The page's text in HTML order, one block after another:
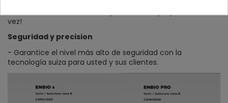
herramientas al mismo tiempo - ¡hasta 8 paquetes a la
vez!
Seguridad y precision
- Garantice el nivel más alto de seguridad con la
tecnología suiza para usted y sus clientes.